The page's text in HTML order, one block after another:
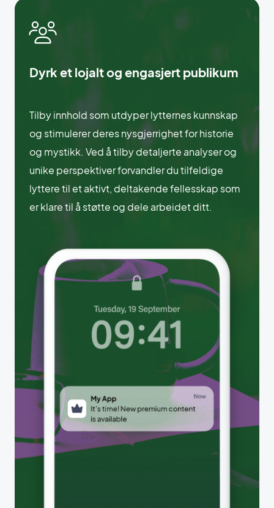
Dyrk et lojalt og engasjert publikum
Tilby innhold som utdyper lytternes kunnskap
og stimulerer deres nysgjerrighet for historie
og mystikk. Ved å tilby detaljerte analyser og
unike perspektiver forvandler du tilfeldige
lyttere til et aktivt, deltakende fellesskap som
er klare til å støtte og dele arbeidet ditt.